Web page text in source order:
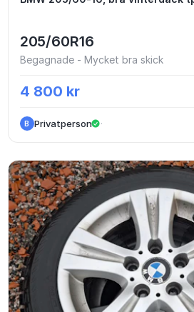
205/60R16
Begagnade - Mycket bra skick
4 800 kr
B Privatperson ·